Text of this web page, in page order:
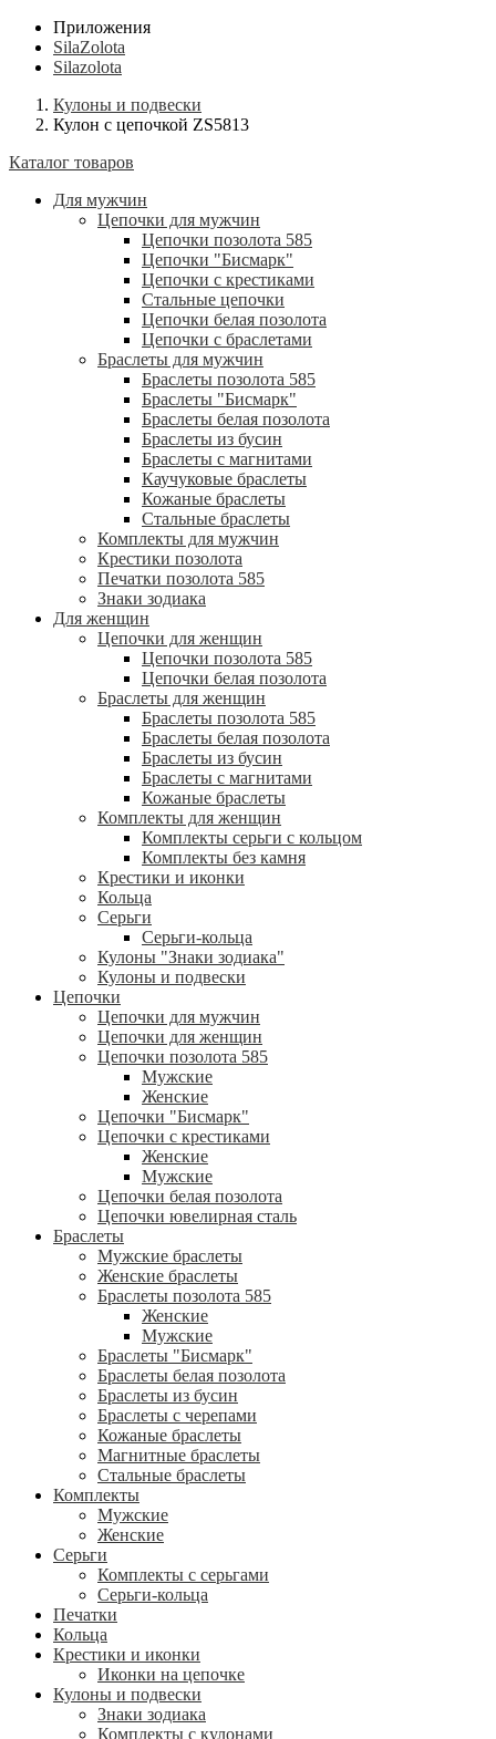
Приложения
SilaZolota
Silazolota
Кулоны и подвески
Кулон с цепочкой ZS5813
Каталог товаров
Для мужчин
Цепочки для мужчин
Цепочки позолота 585
Цепочки "Бисмарк"
Цепочки с крестиками
Стальные цепочки
Цепочки белая позолота
Цепочки с браслетами
Браслеты для мужчин
Браслеты позолота 585
Браслеты "Бисмарк"
Браслеты белая позолота
Браслеты из бусин
Браслеты с магнитами
Каучуковые браслеты
Кожаные браслеты
Стальные браслеты
Комплекты для мужчин
Крестики позолота
Печатки позолота 585
Знаки зодиака
Для женщин
Цепочки для женщин
Цепочки позолота 585
Цепочки белая позолота
Браслеты для женщин
Браслеты позолота 585
Браслеты белая позолота
Браслеты из бусин
Браслеты с магнитами
Кожаные браслеты
Комплекты для женщин
Комплекты серьги с кольцом
Комплекты без камня
Крестики и иконки
Кольца
Серьги
Серьги-кольца
Кулоны "Знаки зодиака"
Кулоны и подвески
Цепочки
Цепочки для мужчин
Цепочки для женщин
Цепочки позолота 585
Мужские
Женские
Цепочки "Бисмарк"
Цепочки с крестиками
Женские
Мужские
Цепочки белая позолота
Цепочки ювелирная сталь
Браслеты
Мужские браслеты
Женские браслеты
Браслеты позолота 585
Женские
Мужские
Браслеты "Бисмарк"
Браслеты белая позолота
Браслеты из бусин
Браслеты с черепами
Кожаные браслеты
Магнитные браслеты
Стальные браслеты
Комплекты
Мужские
Женские
Серьги
Комплекты с серьгами
Серьги-кольца
Печатки
Кольца
Крестики и иконки
Иконки на цепочке
Кулоны и подвески
Знаки зодиака
Комплекты с кулонами